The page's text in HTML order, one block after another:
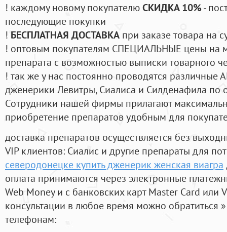
! каждому новому покупателюСКИДКА 10%-
последующие покупки
! БЕСПЛАТНАЯ ДОСТАВКА при заказе товара на
! оптовым покупателям СПЕЦИАЛЬНЫЕ цены на
препарата с возможностью выписки товарного
! так же у нас постоянно проводятся
дженерики Левитры, Сиалиса и Силденафила по
Cотрудники нашей фирмы прилагают
приобретение препаратов удобным для
доставка препаратов осуществляется без
VIP клиентов: Сиалис и другие препараты для
северодонецке купить дженерик женская виагра
оплата принимаются через электронные
Web Money и с банковских карт Master Card или
консультации в любое время можно обратиться
телефонам: